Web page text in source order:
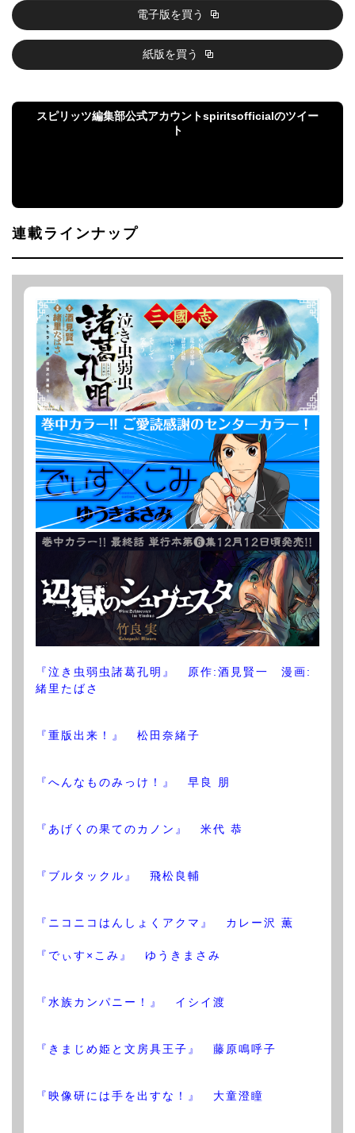
電子版を買う
紙版を買う
スピリッツ編集部公式アカウントspiritsofficialのツイー
ト
連載ラインナップ
『泣き虫弱虫諸葛孔明』 原作:酒見賢一 漫画:
緒里たばさ
『重版出来！』 松田奈緒子
『へんなものみっけ！』 早良 朋
『あげくの果てのカノン』 米代 恭
『ブルタックル』 飛松良輔
『ニコニコはんしょくアクマ』 カレー沢 薫
『でぃす×こみ』 ゆうきまさみ
『水族カンパニー！』 イシイ渡
『きまじめ姫と文房具王子』 藤原鳴呼子
『映像研には手を出すな！』 大童澄瞳